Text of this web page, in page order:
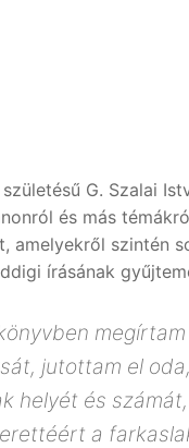
G. Szalai
és más
amelyekről szintén
írásának
jutottam el
helyét és
a